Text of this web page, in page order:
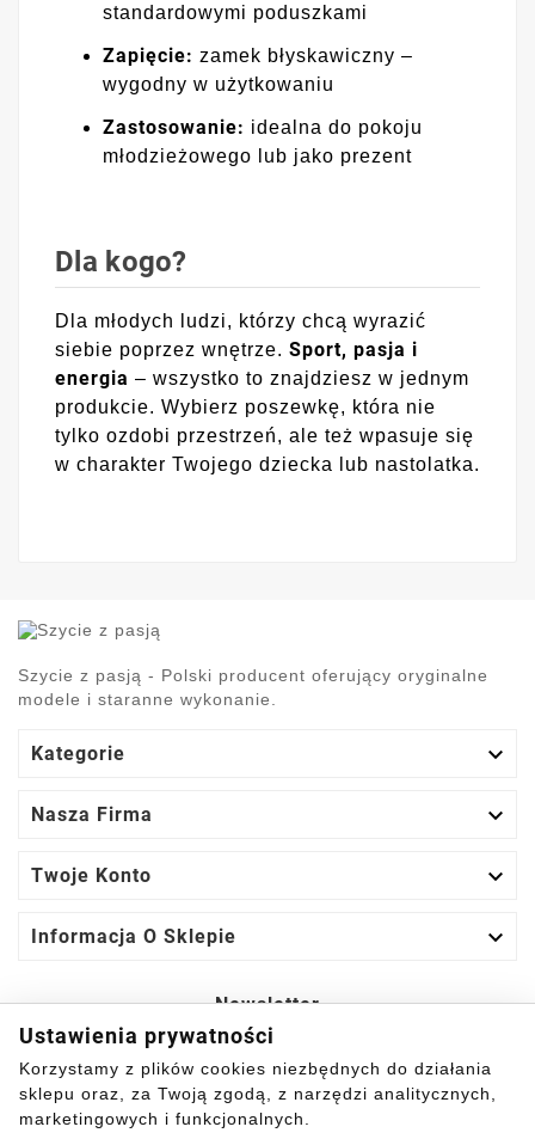
standardowymi poduszkami
Zapięcie: zamek błyskawiczny –
wygodny w użytkowaniu
Zastosowanie: idealna do pokoju
młodzieżowego lub jako prezent
Dla kogo?
Dla młodych ludzi, którzy chcą wyrazić
siebie poprzez wnętrze. Sport, pasja i
energia – wszystko to znajdziesz w jednym
produkcie. Wybierz poszewkę, która nie
tylko ozdobi przestrzeń, ale też wpasuje się
w charakter Twojego dziecka lub nastolatka.
Szycie z pasją - Polski producent oferujący oryginalne
modele i staranne wykonanie.
Kategorie 
Nasza Firma 
Twoje Konto 
Informacja O Sklepie 
Newsletter
Tak
Możesz zrezygnować w każdej chwili.
Ustawienia prywatności
Korzystamy z plików cookies niezbędnych do działania
sklepu oraz, za Twoją zgodą, z narzędzi analitycznych,
marketingowych i funkcjonalnych.